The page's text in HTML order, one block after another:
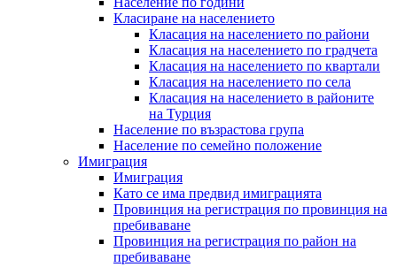
Класиране на населението
Класация на населението по райони
Класация на населението по градчета
Класация на населението по квартали
Класация на населението по села
Класация на населението в районите
на Турция
Население по възрастова група
Население по семейно положение
Имиграция
Имиграция
Като се има предвид имиграцията
Провинция на регистрация по провинция на
пребиваване
Провинция на регистрация по район на
пребиваване